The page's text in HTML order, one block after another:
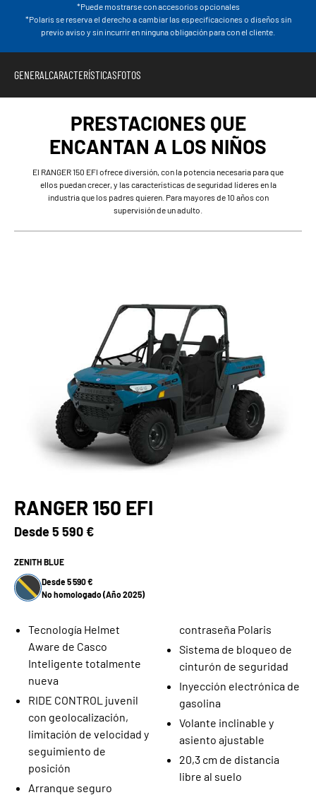
*Puede mostrarse con accesorios opcionales
*Polaris se reserva el derecho a cambiar las especificaciones o diseños sin
previo aviso y sin incurrir en ninguna obligación para con el cliente.
GENERALCARACTERÍSTICASFOTOS
PRESTACIONES QUE
ENCANTAN A LOS NIÑOS
El RANGER 150 EFI ofrece diversión, con la potencia necesaria para que
ellos puedan crecer, y las características de seguridad líderes en la
industria que los padres quieren. Para mayores de 10 años con
supervisión de un adulto.
RANGER 150 EFI
Desde5 590 €
ZENITH BLUE
Desde 5 590 €
No homologado (Año 2025)
Tecnología Helmet
Aware de Casco
Inteligente totalmente
nueva
RIDE CONTROL juvenil
con geolocalización,
limitación de velocidad y
seguimiento de
posición
Arranque seguro
contraseña Polaris
Sistema de bloqueo de
cinturón de seguridad
Inyección electrónica de
gasolina
Volante inclinable y
asiento ajustable
20,3 cm de distancia
libre al suelo